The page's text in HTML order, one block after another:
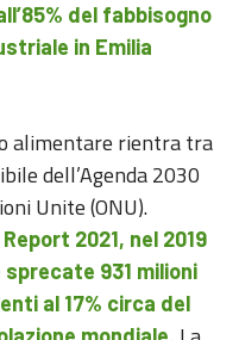
del fabbisogno
in Emilia
alimentare rientra tra
dell’Agenda 2030
Unite (ONU).
2021, nel 2019
931 milioni
al 17% circa del